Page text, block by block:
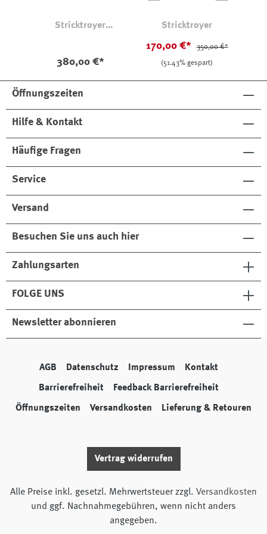
Stricktroyer
380,00 €*
Stricktroyer
170,00 €* 350,00 €*
(51.43% gespart)
Öffnungszeiten
Hilfe & Kontakt
Häufige Fragen
Service
Versand
Besuchen Sie uns auch hier
Zahlungsarten
FOLGE UNS
Newsletter abonnieren
AGB Datenschutz Impressum Kontakt
Barrierefreiheit Feedback Barrierefreiheit
Öffnungszeiten Versandkosten Lieferung & Retouren
Vertrag widerrufen
Alle Preise inkl. gesetzl. Mehrwertsteuer zzgl. Versandkosten
und ggf. Nachnahmegebühren, wenn nicht anders
angegeben.